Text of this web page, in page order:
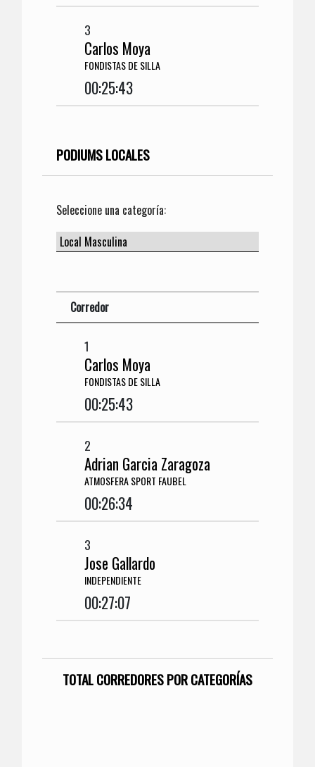
3
Carlos Moya
FONDISTAS DE SILLA
00:25:43
PODIUMS LOCALES
Seleccione una categoría:
Corredor
1
Carlos Moya
FONDISTAS DE SILLA
00:25:43
2
Adrian Garcia Zaragoza
ATMOSFERA SPORT FAUBEL
00:26:34
3
Jose Gallardo
INDEPENDIENTE
00:27:07
TOTAL CORREDORES POR CATEGORÍAS